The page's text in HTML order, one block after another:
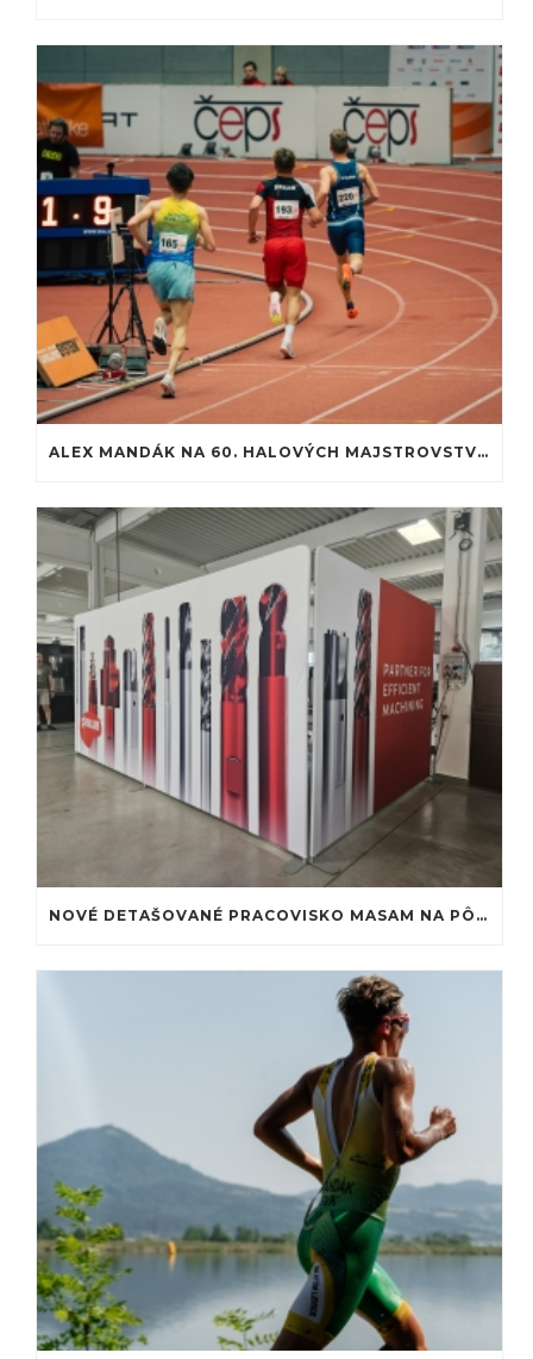
ALEX MANDÁK NA 60. HALOVÝCH MAJSTROVSTVÁCH SLOVENSKA: PREMIÉRA NA ATLETICKEJ DRÁHE
NOVÉ DETAŠOVANÉ PRACOVISKO MASAM NA PÔDE MTF STU